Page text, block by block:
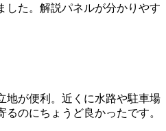
した。解説パネルが分かりやす
地が便利。近くに水路や駐車場
るのにちょうど良かったです。